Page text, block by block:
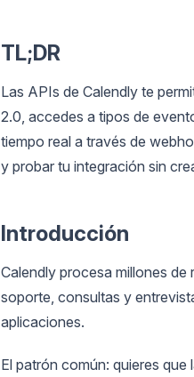
TL;DR
Las APIs de Calendly te
2.0, accedes a tipos de
tiempo real a través de
y probar tu integración sin
Introducción
Calendly procesa millones de
soporte, consultas y
aplicaciones.
El patrón común: quieres